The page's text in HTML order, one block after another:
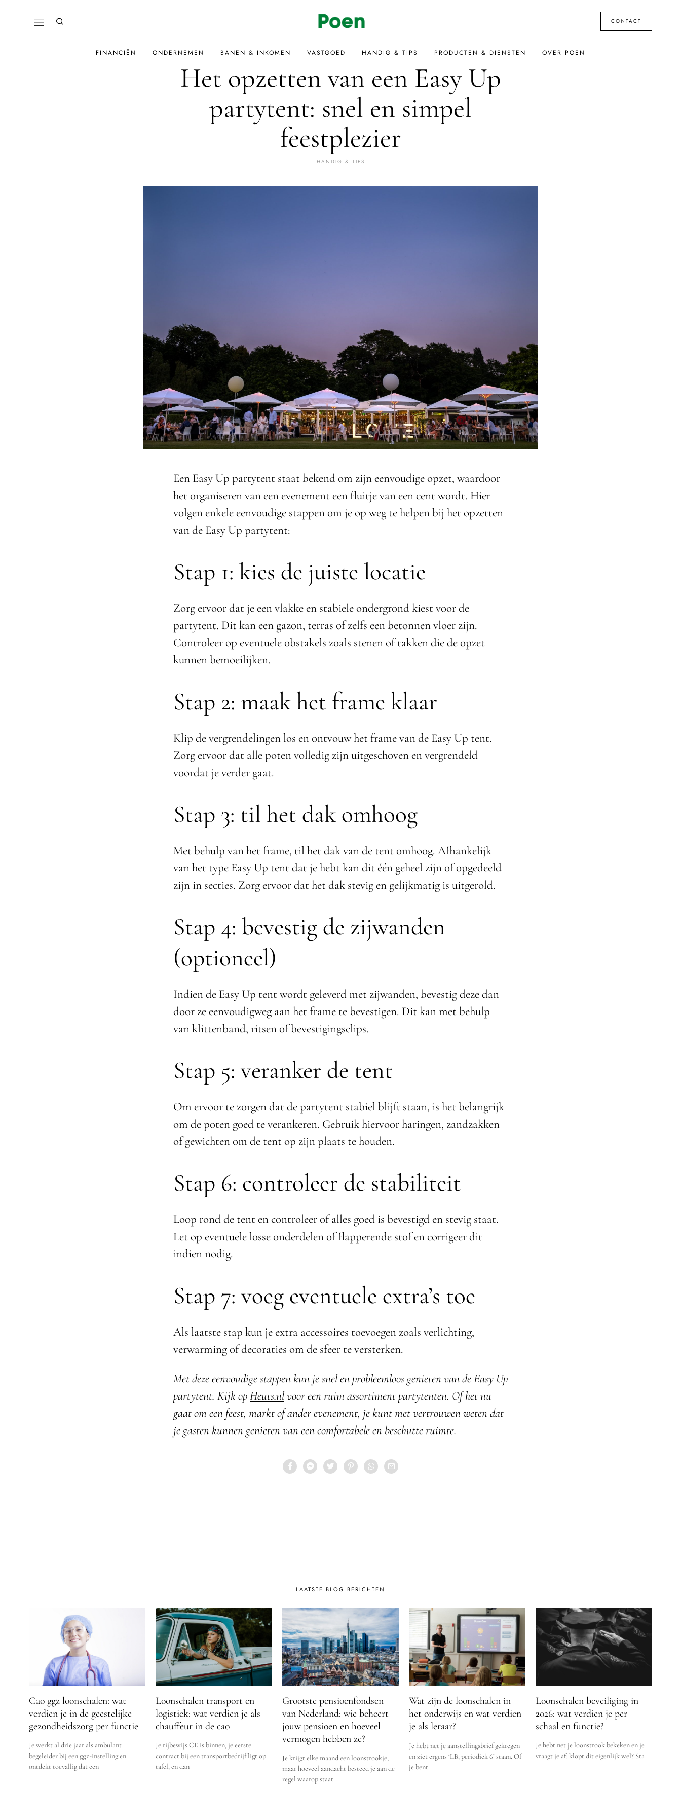
CONTACT
FINANCIËN ONDERNEMEN BANEN & INKOMEN VASTGOED HANDIG & TIPS PRODUCTEN & DIENSTEN OVER POEN
Het opzetten van een Easy Up
partytent: snel en simpel
feestplezier
HANDIG & TIPS
Een Easy Up partytent staat bekend om zijn eenvoudige opzet, waardoor
het organiseren van een evenement een fluitje van een cent wordt. Hier
volgen enkele eenvoudige stappen om je op weg te helpen bij het opzetten
van de Easy Up partytent:
Stap 1: kies de juiste locatie
Zorg ervoor dat je een vlakke en stabiele ondergrond kiest voor de
partytent. Dit kan een gazon, terras of zelfs een betonnen vloer zijn.
Controleer op eventuele obstakels zoals stenen of takken die de opzet
kunnen bemoeilijken.
Stap 2: maak het frame klaar
Klip de vergrendelingen los en ontvouw het frame van de Easy Up tent.
Zorg ervoor dat alle poten volledig zijn uitgeschoven en vergrendeld
voordat je verder gaat.
Stap 3: til het dak omhoog
Met behulp van het frame, til het dak van de tent omhoog. Afhankelijk
van het type Easy Up tent dat je hebt kan dit één geheel zijn of opgedeeld
zijn in secties. Zorg ervoor dat het dak stevig en gelijkmatig is uitgerold.
Stap 4: bevestig de zijwanden
(optioneel)
Indien de Easy Up tent wordt geleverd met zijwanden, bevestig deze dan
door ze eenvoudigweg aan het frame te bevestigen. Dit kan met behulp
van klittenband, ritsen of bevestigingsclips.
Stap 5: veranker de tent
Om ervoor te zorgen dat de partytent stabiel blijft staan, is het belangrijk
om de poten goed te verankeren. Gebruik hiervoor haringen, zandzakken
of gewichten om de tent op zijn plaats te houden.
Stap 6: controleer de stabiliteit
Loop rond de tent en controleer of alles goed is bevestigd en stevig staat.
Let op eventuele losse onderdelen of flapperende stof en corrigeer dit
indien nodig.
Stap 7: voeg eventuele extra’s toe
Als laatste stap kun je extra accessoires toevoegen zoals verlichting,
verwarming of decoraties om de sfeer te versterken.
Met deze eenvoudige stappen kun je snel en probleemloos genieten van de Easy Up
partytent. Kijk opHeuts.nlvoor een ruim assortiment partytenten. Of het nu
gaat om een feest, markt of ander evenement, je kunt met vertrouwen weten dat
je gasten kunnen genieten van een comfortabele en beschutte ruimte.
LAATSTE BLOG BERICHTEN
Cao ggz loonschalen: wat
verdien je in de geestelijke
gezondheidszorg per functie
Je werkt al drie jaar als ambulant
begeleider bij een ggz-instelling en
ontdekt toevallig dat een
Loonschalen transport en
logistiek: wat verdien je als
chauffeur in de cao
Je rijbewijs CE is binnen, je eerste
contract bij een transportbedrijf ligt op
tafel, en dan
Grootste pensioenfondsen
van Nederland: wie beheert
jouw pensioen en hoeveel
vermogen hebben ze?
Je krijgt elke maand een loonstrookje,
maar hoeveel aandacht besteed je aan de
regel waarop staat
Wat zijn de loonschalen in
het onderwijs en wat verdien
je als leraar?
Je hebt net je aanstellingsbrief gekregen
en ziet ergens ‘LB, periodiek 6’ staan. Of
je bent
Loonschalen beveiliging in
2026: wat verdien je per
schaal en functie?
Je hebt net je loonstrook bekeken en je
vraagt je af: klopt dit eigenlijk wel? Sta